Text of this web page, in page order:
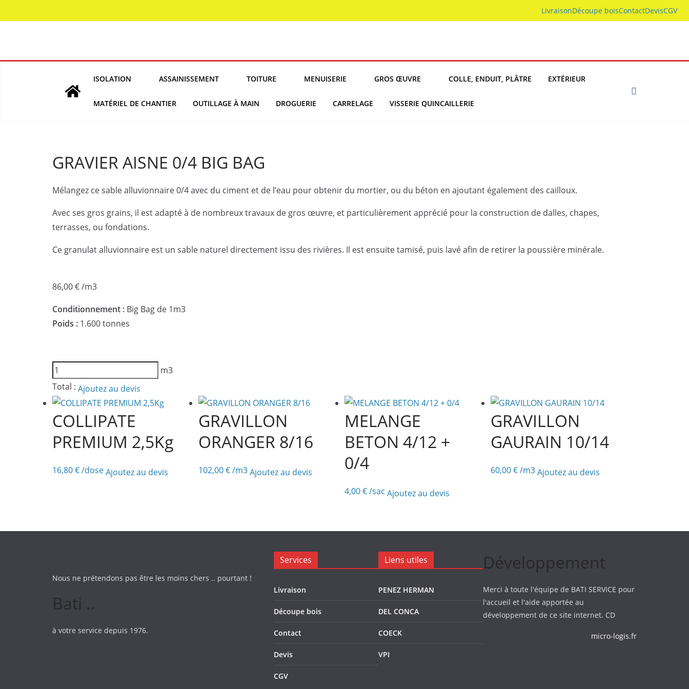
to
LivraisonDécoupe boisContactDevisCGV
ISOLATION ASSAINISSEMENT TOITURE MENUISERIE GROS ŒUVRE COLLE, ENDUIT, PLÂTRE EXTÉRIEUR
MATÉRIEL DE CHANTIER OUTILLAGE À MAIN DROGUERIE CARRELAGE VISSERIE QUINCAILLERIE
GRAVIER AISNE 0/4 BIG BAG
Mélangez ce sable alluvionnaire 0/4 avec du ciment et de l’eau pour obtenir du mortier, ou du béton en ajoutant également des cailloux.
Avec ses gros grains, il est adapté à de nombreux travaux de gros œuvre, et particulièrement apprécié pour la construction de dalles, chapes,
terrasses, ou fondations.
Ce granulat alluvionnaire est un sable naturel directement issu des rivières. Il est ensuite tamisé, puis lavé afin de retirer la poussière minérale.
86,00€/m3
Conditionnement : Big Bag de 1m3
Poids : 1.600 tonnes
quantité
de
GRAVIER
0/4
BIG
m3
Total : Ajoutez au devis
COLLIPATE
PREMIUM 2,5Kg
16,80€/doseAjoutez au devis
GRAVILLON
ORANGER 8/16
102,00€/m3Ajoutez au devis
MELANGE
BETON 4/12 +
0/4
4,00€/sac Ajoutez au devis
GRAVILLON
GAURAIN 10/14
60,00€/m3Ajoutez au devis
Nous ne prétendons pas être les moins chers .. pourtant !
Bati ..
à votre service depuis 1976.
Services
Livraison
Découpe bois
Contact
Devis
CGV
Liens utiles
PENEZ HERMAN
DEL CONCA
COECK
VPI
Développement
Merci à toute l'équipe de BATI SERVICE pour
l'accueil et l'aide apportée au
développement de ce site internet. CD
micro-logis.fr